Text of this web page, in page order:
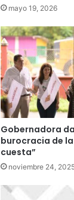
mayo 19, 2026
Gobernadora
burocracia de la
cuesta”
noviembre 24,